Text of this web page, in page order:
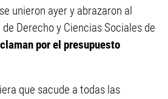
unieron ayer y abrazaron al
Derecho y Ciencias Sociales de
por el presupuesto
que sacude a todas las